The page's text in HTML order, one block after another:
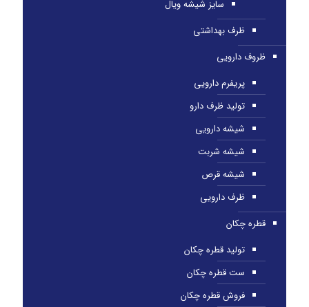
سایز شیشه ویال
ظرف بهداشتی
ظروف دارویی
پریفرم دارویی
تولید ظرف دارو
شیشه دارویی
شیشه شربت
شیشه قرص
ظرف دارویی
قطره چکان
تولید قطره چکان
ست قطره چکان
فروش قطره چکان